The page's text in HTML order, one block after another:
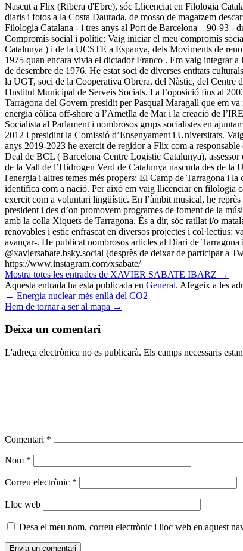
Nascut a Flix (Ribera d'Ebre), sóc Llicenciat en Filologia
diaris i fotos a la Costa Daurada, de mosso de magatzem
Filologia Catalana - i tres anys al Port de Barcelona – 90-93 -
Compromís social i polític: Vaig iniciar el meu compromís
Catalunya ) i de la UCSTE a Espanya, dels Moviments de
1975 quan encara vivia el dictador Franco . Em vaig integrar
de desembre de 1976. He estat soci de diverses entitats
la UGT, soci de la Cooperativa Obrera, del Nàstic, del Centre
l'Institut Municipal de Serveis Socials. I a l’oposició fins al
Tarragona del Govern presidit per Pasqual Maragall que em
energia eòlica off-shore a l’Ametlla de Mar i la creació de
Socialista al Parlament i nombrosos grups socialistes en
2012 i presidint la Comissió d’Ensenyament i Universitats.
anys 2019-2023 he exercit de regidor a Flix com a
Deal de BCL ( Barcelona Centre Logistic Catalunya),
de la Vall de l’Hidrogen Verd de Catalunya nascuda des de la
l'energia i altres temes més propers: El Camp de Tarragona i
identifica com a nació. Per això em vaig llicenciar en filologia
exercit com a voluntari lingüístic. En l’àmbit musical, he
president i des d’on promovem programes de foment de la
amb la colla Xiquets de Tarragona. És a dir, sóc ratllat i/o
renovables i estic enfrascat en diversos projectes i
avançar-. He publicat nombrosos articles al Diari de
@xaviersabate.bsky.social (desprès de deixar de participar a
https://www.instagram.com/xsabate/
Mostra totes les entrades de XAVIER SABATE IBARZ →
Aquesta entrada ha esta publicada en General. Afegeix a les
← Energia nuclear més enllà del CO2
Hem de tornar a ser al mapa →
Deixa un comentari
L'adreça electrònica no es publicarà. Els camps necessaris
Comentari *
Nom *
Correu electrònic *
Lloc web
Desa el meu nom, correu electrònic i lloc web en aquest